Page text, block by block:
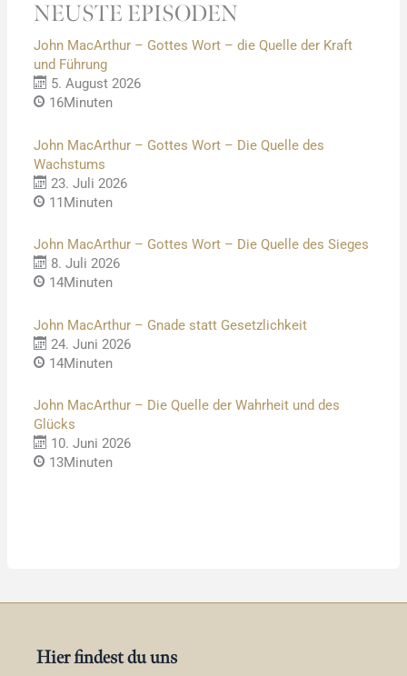
NEUSTE EPISODEN
John MacArthur – Gottes Wort – die Quelle der Kraft
und Führung
5. August 2026
16Minuten
John MacArthur – Gottes Wort – Die Quelle des
Wachstums
23. Juli 2026
11Minuten
John MacArthur – Gottes Wort – Die Quelle des Sieges
8. Juli 2026
14Minuten
John MacArthur – Gnade statt Gesetzlichkeit
24. Juni 2026
14Minuten
John MacArthur – Die Quelle der Wahrheit und des
Glücks
10. Juni 2026
13Minuten
Hier findest du uns